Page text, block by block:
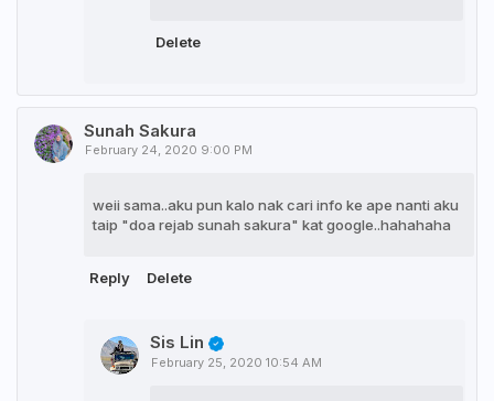
Delete
Sunah Sakura
February 24, 2020 9:00 PM
weii sama..aku pun kalo nak cari info ke ape nanti aku
taip "doa rejab sunah sakura" kat google..hahahaha
Reply Delete
Sis Lin
February 25, 2020 10:54 AM